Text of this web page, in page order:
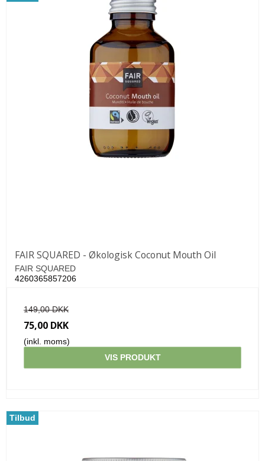
FAIR SQUARED - Økologisk Coconut Mouth Oil
FAIR SQUARED
4260365857206
149,00 DKK
75,00 DKK
(inkl. moms)
VIS PRODUKT
Tilbud